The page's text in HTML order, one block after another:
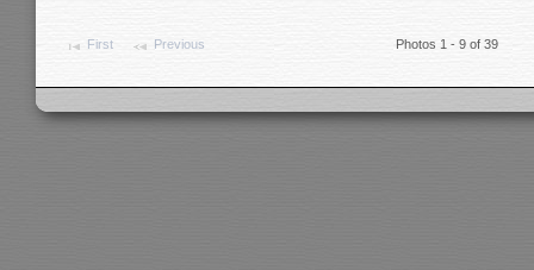
First Previous Photos 1 - 9 of 39